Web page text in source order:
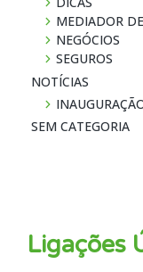
MEDIADOR
NEGÓCIOS
SEGUROS
NOTÍ­CIAS
SEM CATEGORIA
Ligações